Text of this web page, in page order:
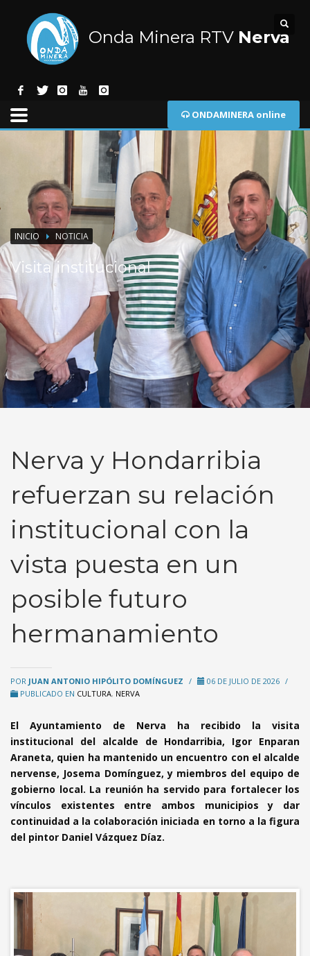
Onda Minera RTV Nerva
ONDAMINERA online
INICIO NOTICIA
Visita institucional
Nerva y Hondarribia
refuerzan su relación
institucional con la
vista puesta en un
posible futuro
hermanamiento
POR JUAN ANTONIO HIPÓLITO DOMÍNGUEZ / 06 DE JULIO DE 2026 /
PUBLICADO EN CULTURA, NERVA
El Ayuntamiento de Nerva ha recibido la visita
institucional del alcalde de Hondarribia, Igor Enparan
Araneta, quien ha mantenido un encuentro con el alcalde
nervense, Josema Domínguez, y miembros del equipo de
gobierno local. La reunión ha servido para fortalecer los
vínculos existentes entre ambos municipios y dar
continuidad a la colaboración iniciada en torno a la figura
del pintor Daniel Vázquez Díaz.